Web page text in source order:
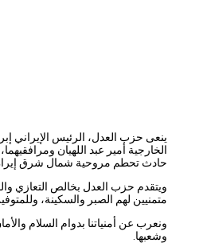
ينعى حزب العدل، الرئيس الإيراني إبراهيم
الخارجية أمير عبد اللهيان ومرافقيهما،
حادث تحطم مروحية شمال شرق إيران.
ويتقدم حزب العدل بخالص التعازي
متمنيين لهم الصبر والسكينة، وللمتوفين
ونعرب عن أمنياتنا بدوام السلام والأمان
وشعبها.